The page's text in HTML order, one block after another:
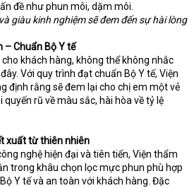
đề như phun môi, dặm môi.
giàu kinh nghiệm sẽ đem đến sự hài lòng
– Chuẩn Bộ Y tế
khách hàng, không thể không nhắc
Với quy trình đạt chuẩn Bộ Y tế, Viện
định rằng sẽ đem lại cho chị em một vẻ
rũ về màu sắc, hài hòa về tỷ lệ
xuất từ thiên nhiên
nghệ hiện đại và tiên tiến, Viện thẩm
trong khâu chọn lọc mực phun phù hợp
Y tế và an toàn với khách hàng. Đặc